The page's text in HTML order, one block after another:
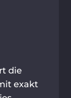
die
exakt